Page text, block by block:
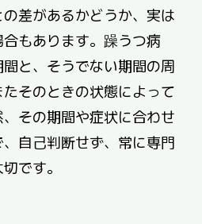
差があるかどうか、実は
もあります。躁うつ病
と、そうでない期間の周
そのときの状態によって
その期間や症状に合わせ
自己判断せず、常に専門
です。